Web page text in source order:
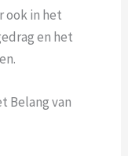
ook in het
en het
Belang van